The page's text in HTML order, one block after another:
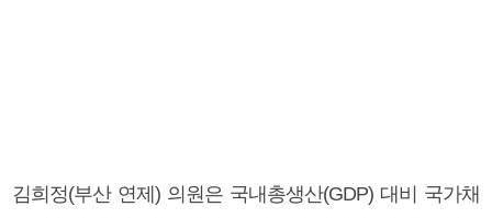
김희정(부산 연제) 의원은 국내총생산(GDP) 대비 국가채